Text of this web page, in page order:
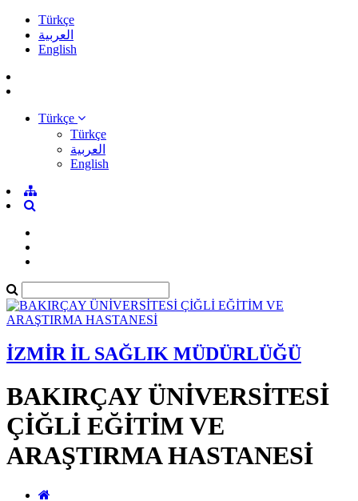
Türkçe
العربية
English
Türkçe
Türkçe
العربية
English
İZMİR İL SAĞLIK MÜDÜRLÜĞÜ
BAKIRÇAY ÜNİVERSİTESİ
ÇİĞLİ EĞİTİM VE
ARAŞTIRMA HASTANESİ